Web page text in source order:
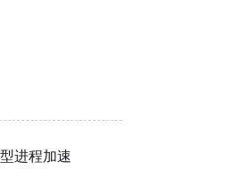
进程加速